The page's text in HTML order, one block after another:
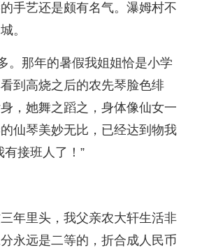
手艺还是颇有名气。瀑姆村不
。
。那年的暑假我姐姐恰是小学
到高烧之后的农先琴脸色绯
，她舞之蹈之，身体像仙女一
仙琴美妙无比，已经达到物我
接班人了！”
年里头，我父亲农大轩生活非
永远是二等的，折合成人民币